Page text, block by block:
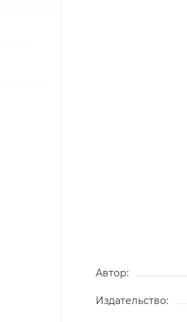
Автор:
Издательство: